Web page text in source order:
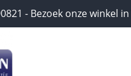
- Bezoek onze winkel